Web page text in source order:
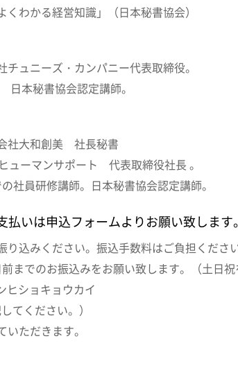
わかる経営知識」（日本秘書協会）
ュニーズ・カンパニー代表取締役。
本秘書協会認定講師。
社大和創美 社長秘書
ーマンサポート 代表取締役社長 。
社員研修講師。日本秘書協会認定講師。
払いは申込フォームよりお願い致します
込みください。振込手数料はご負担くださ
までのお振込みをお願い致します。（土日
ヒショキョウカイ
てください。）
ただきます。